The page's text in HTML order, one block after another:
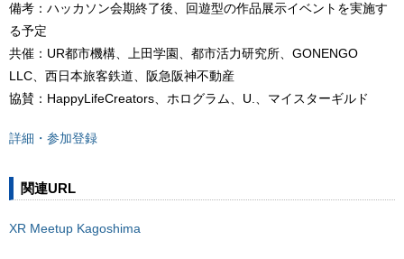
備考：ハッカソン会期終了後、回遊型の作品展示イベントを実施す
る予定
共催：UR都市機構、上田学園、都市活力研究所、GONENGO
LLC、西日本旅客鉄道、阪急阪神不動産
協賛：HappyLifeCreators、ホログラム、U.、マイスターギルド
詳細・参加登録
関連URL
XR Meetup Kagoshima